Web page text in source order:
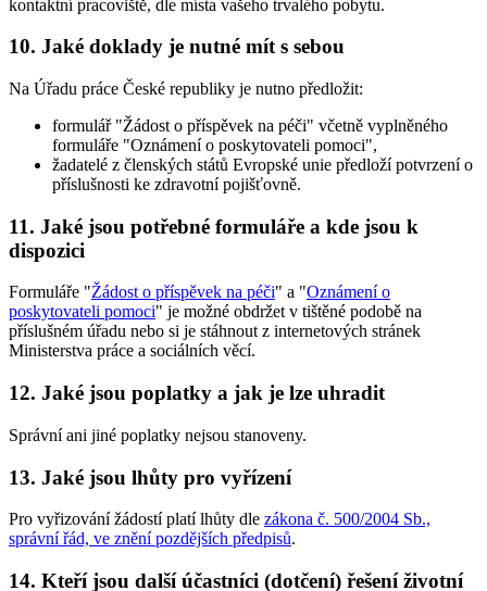
kontaktní pracoviště, dle místa vašeho trvalého pobytu.
10. Jaké doklady je nutné mít s sebou
Na Úřadu práce České republiky je nutno předložit:
formulář "Žádost o příspěvek na péči" včetně vyplněného
formuláře "Oznámení o poskytovateli pomoci",
žadatelé z členských států Evropské unie předloží potvrzení o
příslušnosti ke zdravotní pojišťovně.
11. Jaké jsou potřebné formuláře a kde jsou k
dispozici
Formuláře "Žádost o příspěvek na péči" a "Oznámení o
poskytovateli pomoci" je možné obdržet v tištěné podobě na
příslušném úřadu nebo si je stáhnout z internetových stránek
Ministerstva práce a sociálních věcí.
12. Jaké jsou poplatky a jak je lze uhradit
Správní ani jiné poplatky nejsou stanoveny.
13. Jaké jsou lhůty pro vyřízení
Pro vyřizování žádostí platí lhůty dle zákona č. 500/2004 Sb.,
správní řád, ve znění pozdějších předpisů.
14. Kteří jsou další účastníci (dotčení) řešení životní